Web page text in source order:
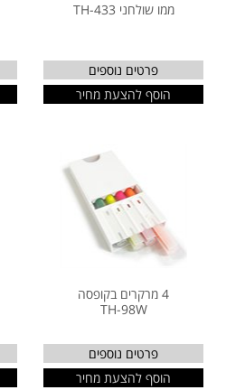
ממו שולחני TH-433
פרטים נוספים
הוסף להצעת מחיר
4 מרקרים בקופסה
TH-98W
פרטים נוספים
הוסף להצעת מחיר